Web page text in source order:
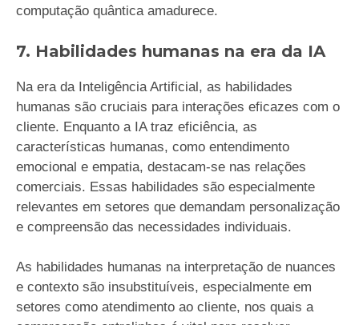
computação quântica amadurece.
7. Habilidades humanas na era da IA
Na era da Inteligência Artificial, as habilidades
humanas são cruciais para interações eficazes com o
cliente. Enquanto a IA traz eficiência, as
características humanas, como entendimento
emocional e empatia, destacam-se nas relações
comerciais. Essas habilidades são especialmente
relevantes em setores que demandam personalização
e compreensão das necessidades individuais.
As habilidades humanas na interpretação de nuances
e contexto são insubstituíveis, especialmente em
setores como atendimento ao cliente, nos quais a